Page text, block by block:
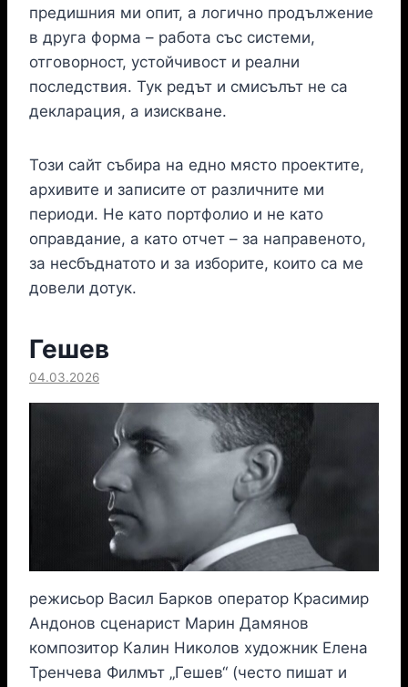
предишния ми опит, а логично продължение
в друга форма – работа със системи,
отговорност, устойчивост и реални
последствия. Тук редът и смисълът не са
декларация, а изискване.
Този сайт събира на едно място проектите,
архивите и записите от различните ми
периоди. Не като портфолио и не като
оправдание, а като отчет – за направеното,
за несбъднатото и за изборите, които са ме
довели дотук.
Гешев
04.03.2026
режисьор Васил Барков оператор Красимир
Андонов сценарист Марин Дамянов
композитор Калин Николов художник Елена
Тренчева Филмът „Гешев“ (често пишат и